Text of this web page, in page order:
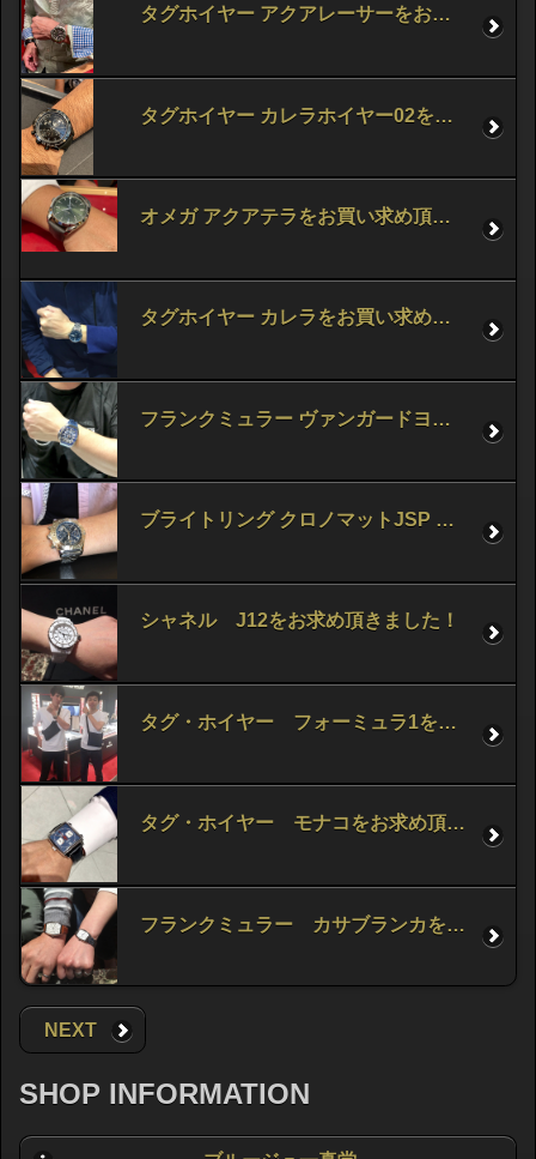
タグホイヤー アクアレーサーをお買い求め頂きました！
タグホイヤー カレラホイヤー02をお買い求め頂きました！
オメガ アクアテラをお買い求め頂きました！
タグホイヤー カレラをお買い求め頂きました！
フランクミュラー ヴァンガードヨッティング をお求め頂きました！
ブライトリング クロノマットJSP をお求め頂きました！
シャネル J12をお求め頂きました！
タグ・ホイヤー フォーミュラ1をお求め頂きました！
タグ・ホイヤー モナコをお求め頂きました！
フランクミュラー カサブランカをお求め頂きました！
NEXT
SHOP INFORMATION